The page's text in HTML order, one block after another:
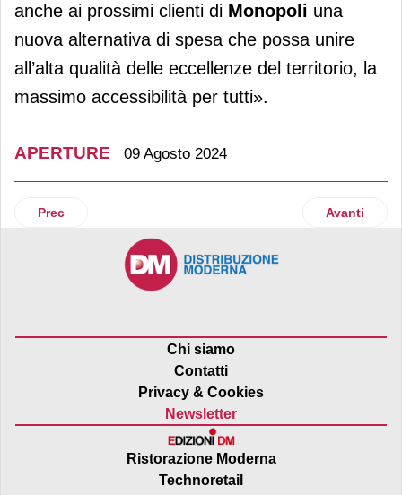
anche ai prossimi clienti di Monopoli una
nuova alternativa di spesa che possa unire
all’alta qualità delle eccellenze del territorio, la
massimo accessibilità per tutti».
APERTURE 09 Agosto 2024
Articolo precedente: Esselunga progetta il quinto pdv di
Prec Articolo
Avanti
Chi siamo
Contatti
Privacy & Cookies
Newsletter
Ristorazione Moderna
Technoretail